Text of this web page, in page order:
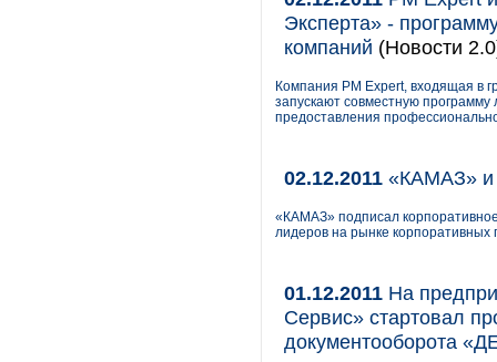
Эксперта» -
компаний (Новости
Компания PM Expert, входящая в
запускают совместную программу
предоставления
02.12.2011 «КАМАЗ» и
«КАМАЗ» подписал
лидеров на рынке корпоративных
01.12.2011 На
Сервис» стартовал
документооборота